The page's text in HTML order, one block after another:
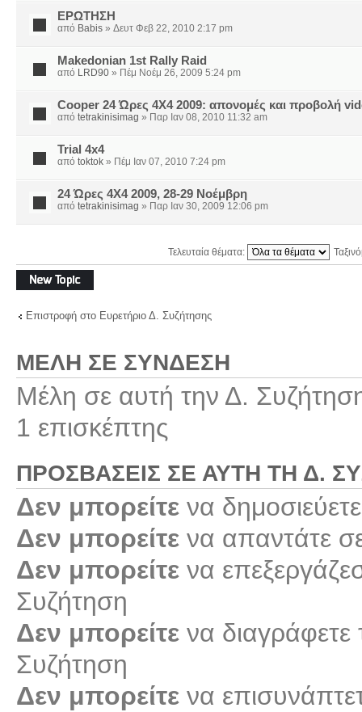
ΕΡΩΤΗΣΗ
από Babis » Δευτ Φεβ 22, 2010 2:17 pm
Makedonian 1st Rally Raid
από LRD90 » Πέμ Νοέμ 26, 2009 5:24 pm
Cooper 24 Ώρες 4Χ4 2009: απονομές και προβολή
από tetrakinisimag » Παρ Ιαν 08, 2010 11:32 am
Trial 4x4
από toktok » Πέμ Ιαν 07, 2010 7:24 pm
24 Ώρες 4Χ4 2009, 28-29 Νοέμβρη
από tetrakinisimag » Παρ Ιαν 30, 2009 12:06 pm
Τελευταία θέματα:
Δημιουργία νέου
θέματος
Επιστροφή στο Ευρετήριο Δ. Συζήτησης
ΜΈΛΗ ΣΕ ΣΎΝΔΕΣΗ
Μέλη σε αυτή την Δ.
1 επισκέπτης
ΠΡΟΣΒΆΣΕΙΣ ΣΕ ΑΥΤΉ ΤΗ Δ.
Δεν μπορείτε να
Δεν μπορείτε να απαντάτε
Δεν μπορείτε να
Συζήτηση
Δεν μπορείτε να διαγράφετε
Συζήτηση
Δεν μπορείτε να